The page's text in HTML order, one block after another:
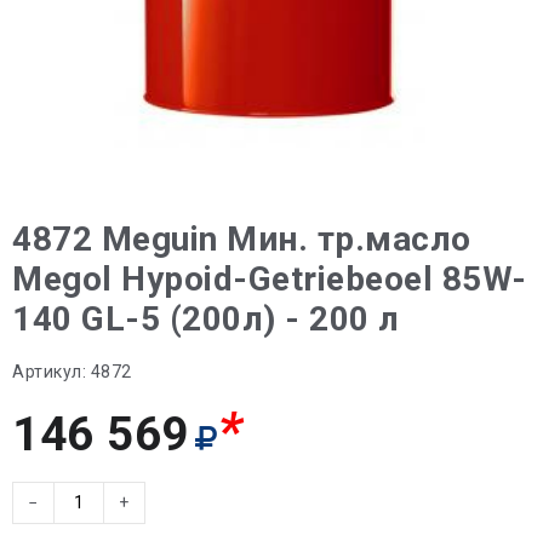
4872 Meguin Мин. тр.масло
Megol Hypoid-Getriebeoel 85W-
140 GL-5 (200л) - 200 л
Артикул: 4872
146 569 *
− +